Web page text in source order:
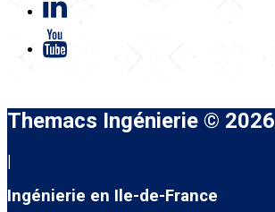
Themacs Ingénierie © 2026
|
Ingénierie en Ile-de-France